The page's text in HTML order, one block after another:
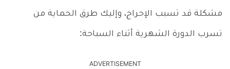
مشكلة قد تسبب الإحراج، وإليك طرق الحماية من
تسرب الدورة الشهرية أثناء السباحة:
ADVERTISEMENT